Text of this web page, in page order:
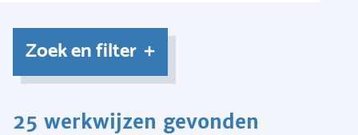
Zoek en filter
25 werkwijzen gevonden